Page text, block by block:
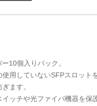
10個入りパック。
使用していないSFPスロット
ます。
イッチや光ファイバ機器を保